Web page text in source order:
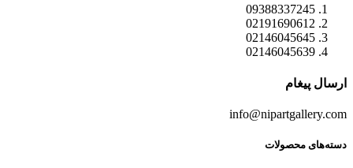
09388337245
02191690612
02146045645
02146045639
ارسال پیغام
info@nipartgallery.com
دسته‌های محصولات